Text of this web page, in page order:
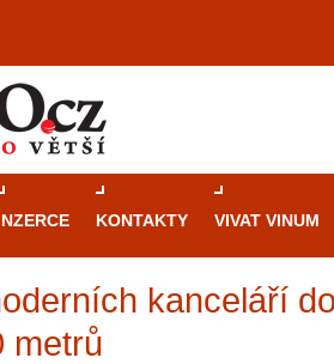
KONTAKTY VIVAT VINUM
kanceláří
metrů
Průvodce